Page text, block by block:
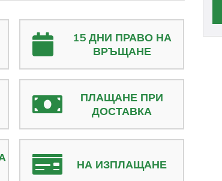
15 ДНИ ПРАВО НА
ВРЪЩАНЕ
ПЛАЩАНЕ ПРИ
ДОСТАВКА
НА ИЗПЛАЩАНЕ